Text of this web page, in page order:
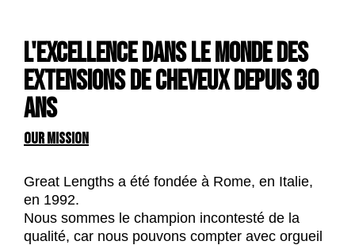
L'EXCELLENCE DANS LE MONDE DES
EXTENSIONS DE CHEVEUX DEPUIS 30
ANS
OUR MISSION
Great Lengths a été fondée à Rome, en Italie,
en 1992.
Nous sommes le champion incontesté de la
qualité, car nous pouvons compter avec orgueil